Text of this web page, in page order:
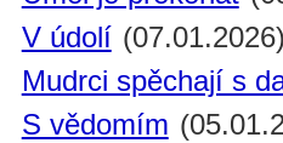
V údolí (07.01.2026)
Mudrci spěchají s
S vědomím